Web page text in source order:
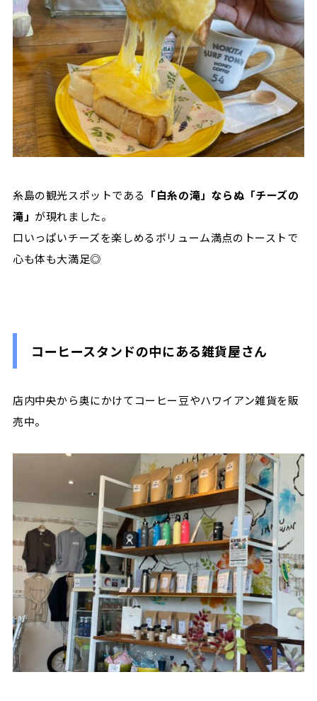
糸島の観光スポットである 「白糸の滝」ならぬ「チーズの
滝」 が現れました。
口いっぱいチーズを楽しめるボリューム満点のトーストで
心も体も大満足◎
コーヒースタンドの中にある雑貨屋さん
店内中央から奥にかけてコーヒー豆やハワイアン雑貨を販
売中。